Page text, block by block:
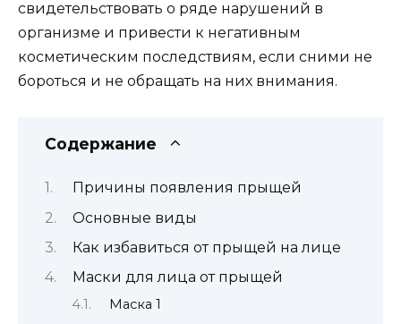
свидетельствовать о ряде нарушений в
организме и привести к негативным
косметическим последствиям, если сними не
бороться и не обращать на них внимания.
Содержание
Причины появления прыщей
Основные виды
Как избавиться от прыщей на лице
Маски для лица от прыщей
Маска 1